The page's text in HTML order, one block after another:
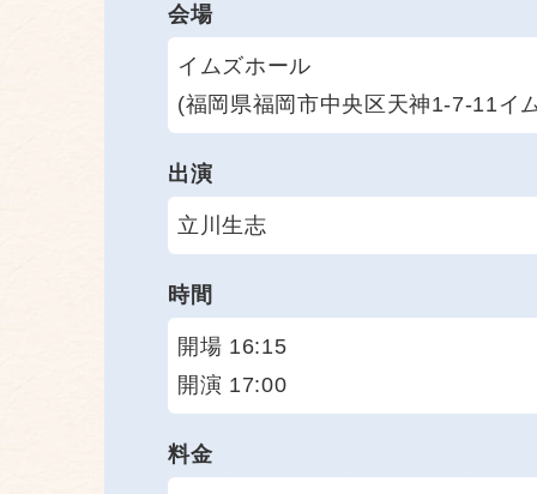
会場
イムズホール
(福岡県福岡市中央区天神1-7-11イ
出演
立川生志
時間
開場 16:15
開演 17:00
料金